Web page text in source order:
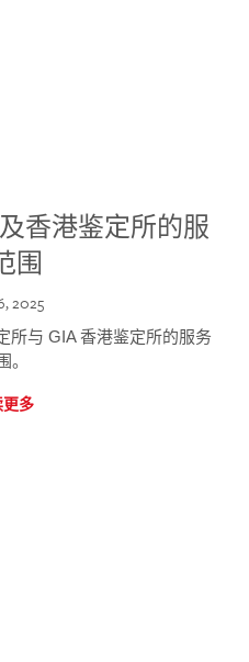
香港鉴定所的服
围
2025
所与 GIA 香港鉴定所的服务
。
多